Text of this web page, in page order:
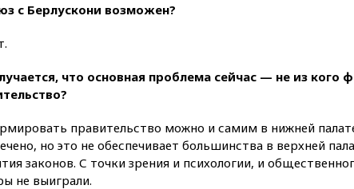
с Берлускони возможен?
что основная проблема сейчас — не из кого
правительство можно и самим в нижней
но это не обеспечивает большинства в верхней
законов. С точки зрения и психологии, и
не выиграли.